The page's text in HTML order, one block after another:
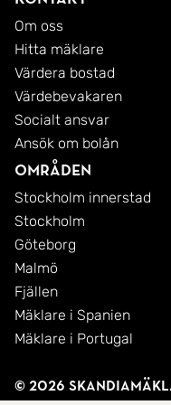
Om oss
Hitta mäklare
Värdera bostad
Värdebevakaren
Socialt ansvar
Ansök om bolån
Områden
Stockholm innerstad
Stockholm
Göteborg
Malmö
Fjällen
Mäklare i Spanien
Mäklare i Portugal
© 2026